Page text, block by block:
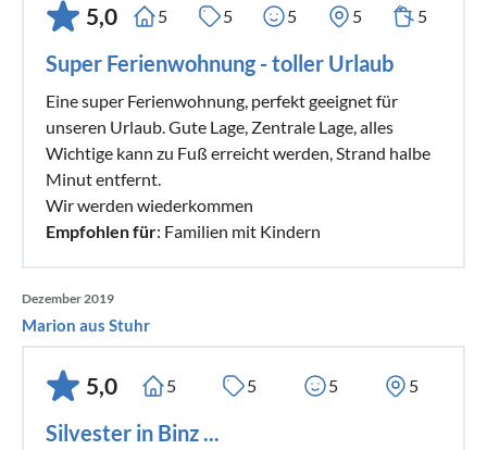
5,0 5 5 5 5 5
Super Ferienwohnung - toller Urlaub
Eine super Ferienwohnung, perfekt geeignet für
unseren Urlaub. Gute Lage, Zentrale Lage, alles
Wichtige kann zu Fuß erreicht werden, Strand halbe
Minut entfernt.
Wir werden wiederkommen
Empfohlen für: Familien mit Kindern
Dezember 2019
Marion aus Stuhr
5,0 5 5 5 5
Silvester in Binz ...